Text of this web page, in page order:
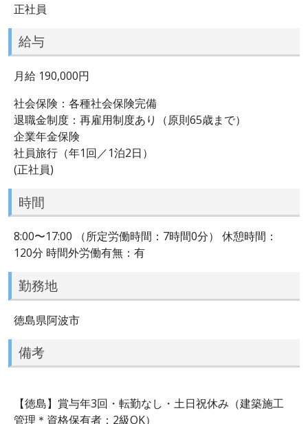
正社員
給与
月給 190,000円
社会保険：各種社会保険完備
退職金制度：再雇用制度あり（原則65歳まで）
企業年金保険
社員旅行（年1回／1泊2日）
(正社員)
時間
8:00〜17:00 （所定労働時間：7時間0分） 休憩時間：
120分 時間外労働有無：有
勤務地
徳島県阿波市
備考
【徳島】賞与年3回・転勤なし・土日祝休み（建築施工
管理＊資格保有者：2級OK）